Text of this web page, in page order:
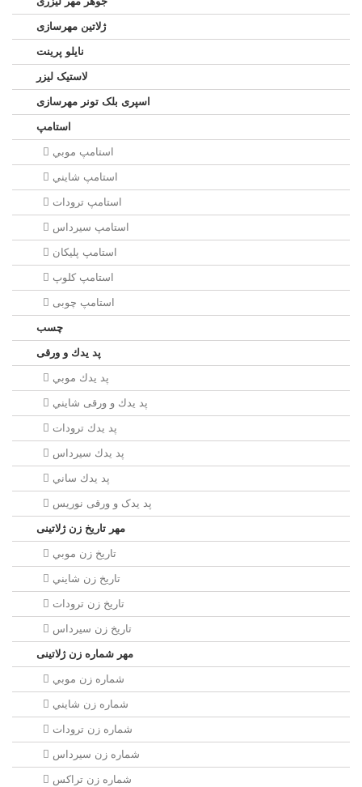
ژلاتين مهرسازی
نایلو پرینت
لاستیک لیزر
اسپری بلک تونر مهرسازی
استامپ
استامپ موبي
استامپ شايني
استامپ ترودات
استامپ سيرداس
استامپ پلیکان
استامپ کلوپ
استامپ چوبی
چسب
پد يدك و ورقی
پد يدك موبي
پد يدك و ورقی شايني
پد يدك ترودات
پد يدك سيرداس
پد يدك ساني
پد یدک و ورقی نوریس
مهر تاريخ زن ژلاتینی
تاريخ زن موبي
تاريخ زن شايني
تاريخ زن ترودات
تاريخ زن سيرداس
مهر شماره زن ژلاتینی
شماره زن موبي
شماره زن شايني
شماره زن ترودات
شماره زن سيرداس
شماره زن تراکس